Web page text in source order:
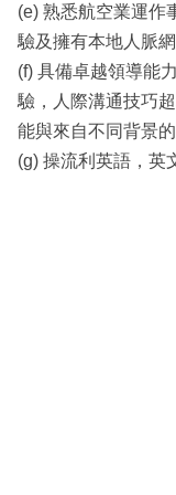
(e) 熟悉航空業運作
驗及擁有本地人脈
(f) 具備卓越領導能
驗，人際溝通技巧
能與來自不同背景
(g) 操流利英語，英